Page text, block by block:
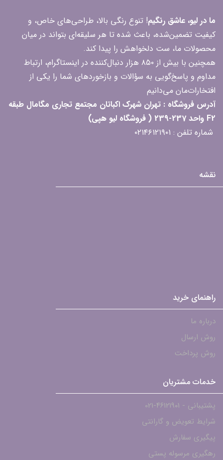
ما در لیو، عاشق رنگیم! تنوع رنگی بالا، طراحی‌های خاص، و
کیفیت تضمین‌شده، باعث شده تا هر سلیقه‌ای بتواند در میان
محصولات ما، ست دلخواهش را پیدا کند.
همچنین با بیش از ۸۵۰ هزار دنبال‌کننده در اینستاگرام، ارتباط
مداوم و پاسخ‌گویی به سؤالات و بازخوردهای شما را یکی از
افتخارات‌مان می‌دانیم
آدرس فروشگاه : تهران شهرک اکباتان مجتمع تجاری مگامال طبقه
F2 واحد 237-239 ( فروشگاه لیو هپی)
شماره تلفن : ۰۲۱۴۶۱۲۱۹۰۱
نقشه
راهنمای خرید
درباره ما
روش ارسال
روش پرداخت
خدمات مشتریان
پشتیبانی - ۴۶۱۲۱۹۰۱-021
شرایط تعویض و گارانتی
پیگیری سفارش
رهگیری مرسوله پستی